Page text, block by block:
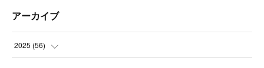
アーカイブ
2025 (56)